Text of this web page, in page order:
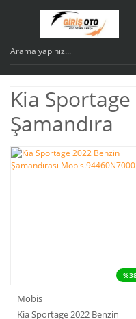
Kia
Şamandıra
Mobis
Kia Sportage 2022 Benzin